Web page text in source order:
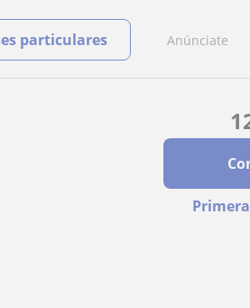
Anúnciate
particulares